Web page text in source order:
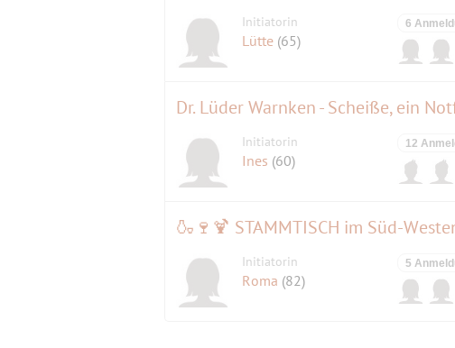
Initiatorin
Lütte (65)
6
Dr. Lüder Warnken - Scheiße, ein
Initiatorin
Ines (60)
12
🍶🍷🍹 STAMMTISCH im Süd-
Initiatorin
Roma (82)
5